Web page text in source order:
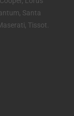
Santa
Tissot.